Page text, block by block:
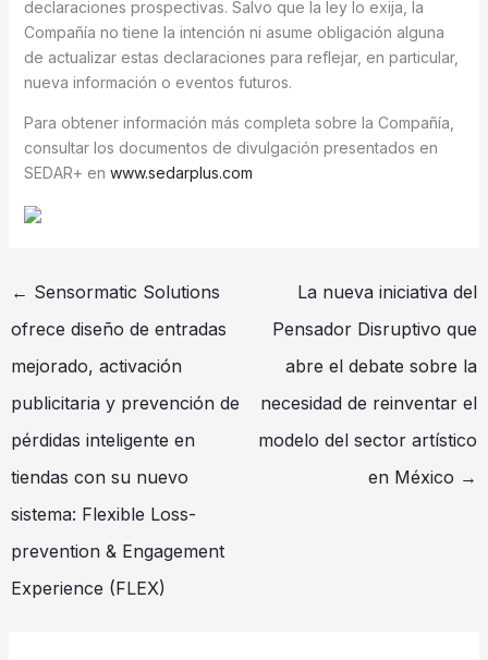
declaraciones prospectivas. Salvo que la ley lo exija, la
Compañía no tiene la intención ni asume obligación alguna
de actualizar estas declaraciones para reflejar, en particular,
nueva información o eventos futuros.
Para obtener información más completa sobre la Compañía,
consultar los documentos de divulgación presentados en
SEDAR+ en www.sedarplus.com
← Sensormatic Solutions
ofrece diseño de entradas
mejorado, activación
publicitaria y prevención de
pérdidas inteligente en
tiendas con su nuevo
sistema: Flexible Loss-
prevention & Engagement
Experience (FLEX)
La nueva iniciativa del
Pensador Disruptivo que
abre el debate sobre la
necesidad de reinventar el
modelo del sector artístico
en México →